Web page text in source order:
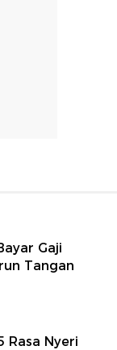
Gaji
Tangan
Rasa Nyeri